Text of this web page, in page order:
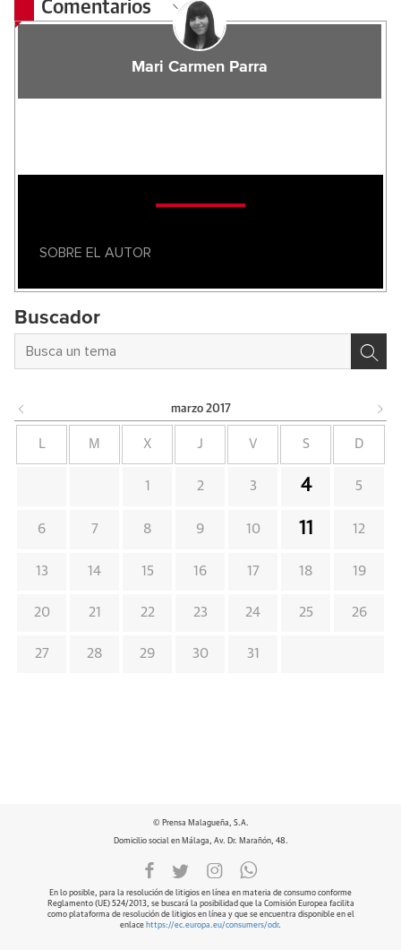
Comentarios
Mari Carmen Parra
SOBRE EL AUTOR
Buscador
marzo 2017
M X J V S D
1 2 3 4 5
6 7 8 9 10 11 12
13 14 15 16 17 18 19
20 21 22 23 24 25 26
27 28 29 30 31
© Prensa Malagueña, S.A.
Domicilio social en Málaga, Av. Dr. Marañón, 48.
En lo posible, para la resolución de litigios en línea en materia de consumo conforme
Reglamento (UE) 524/2013, se buscará la posibilidad que la Comisión Europea facilita
como plataforma de resolución de litigios en línea y que se encuentra disponible en el
enlace https://ec.europa.eu/consumers/odr.